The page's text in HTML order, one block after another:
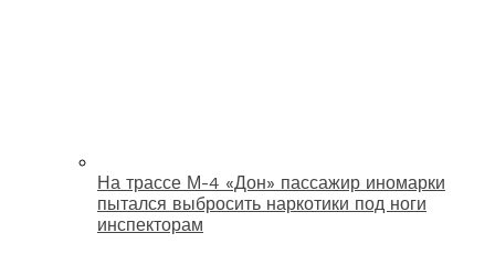
На трассе М-4 «Дон» пассажир иномарки
пытался выбросить наркотики под ноги
инспекторам